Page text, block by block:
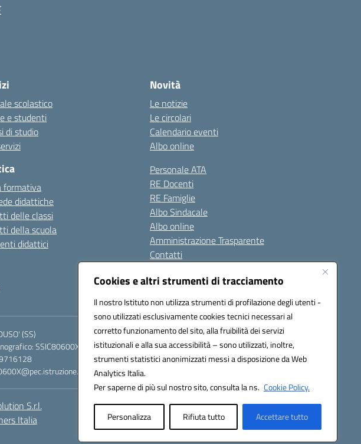
Cookies e altri strumenti di tracciamento
Il nostro Istituto non utilizza strumenti di profilazione degli utenti -
sono utilizzati esclusivamente cookies tecnici necessari al
corretto funzionamento del sito, alla fruibilità dei servizi
istituzionali e alla sua accessibilità – sono utilizzati, inoltre,
strumenti statistici anonimizzati messi a disposizione da Web
Analytics Italia.
Per saperne di più sul nostro sito, consulta la ns. Cookie Policy.
Personalizza Rifiuta tutto Accettare tutto
scolastico
e studenti
di studio
formativa
didattiche
delle classi
della scuola
didattici
Novità
Le notizie
Le circolari
Calendario eventi
Albo online
Personale ATA
RE Docenti
RE Famiglie
Albo Sindacale
Albo online
Amministrazione Trasparente
Contatti
(SS)
SSIC80600X
S.r.l.
Italia